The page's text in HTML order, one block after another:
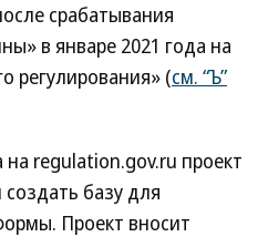
срабатывания
в январе 2021 года на
регулирования» (см. “Ъ”
regulation.gov.ru проект
базу для
Проект вносит